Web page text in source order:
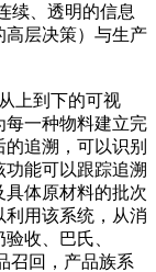
续、透明的信息
高层决策）与生产
上到下的可视
每一种物料建立完
追溯，可以识别
能可以跟踪追溯
体原材料的批次
利用该系统，从消
收、巴氏、
召回，产品族系